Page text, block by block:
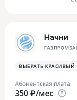
Начни
ВЫБРАТЬ КРАСИВЫЙ
Абонентская плата
350 ₽/мес